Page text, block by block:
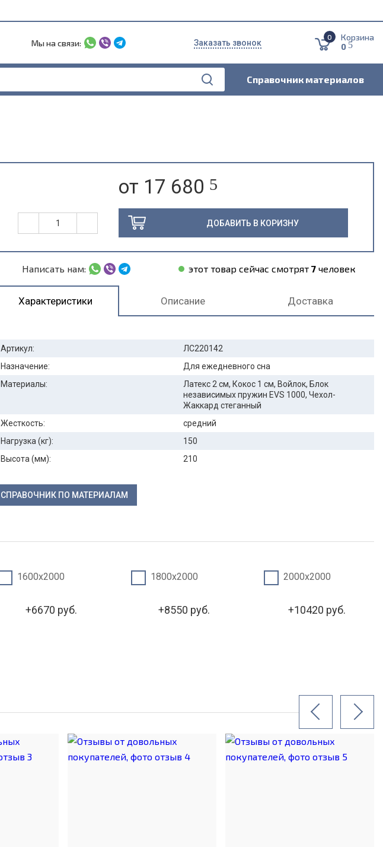
Мы на связи: Заказать звонок
0
Корзина
0 5
Справочник материалов
от 17 680 5
ДОБАВИТЬ В КОРИЗНУ
Написать нам: этот товар сейчас смотрят7 человек
Характеристики Описание Доставка
Артикул:
ЛС220142
Назначение:
Для ежедневного сна
Материалы:
Латекс 2 см, Кокос 1 см, Войлок, Блок
независимых пружин EVS 1000, Чехол-
Жаккард стеганный
Жесткость:
средний
Нагрузка (кг):
150
Высота (мм):
210
СПРАВОЧНИК ПО МАТЕРИАЛАМ
1600х2000
+6670 руб.
1800х2000
+8550 руб.
2000х2000
+10420 руб.